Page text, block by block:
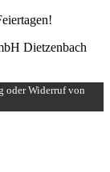
Dietzenbach
oder Widerruf von